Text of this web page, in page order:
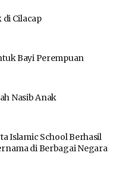
di Cilacap
Bayi Perempuan
Nasib Anak
Islamic School Berhasil
di Berbagai Negara